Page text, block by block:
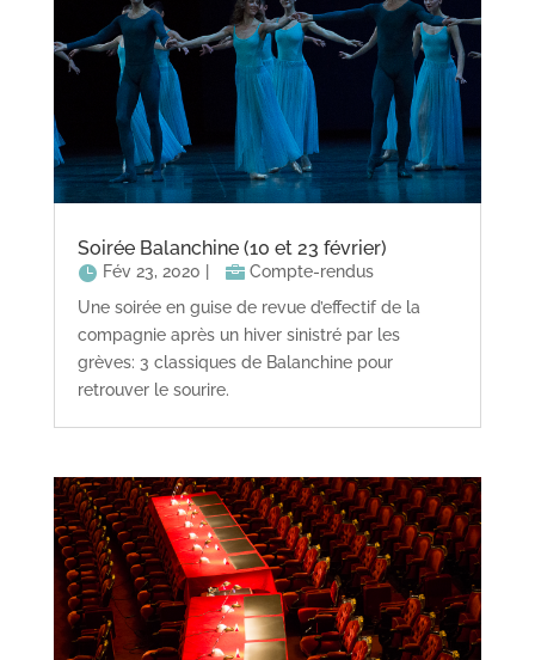
Soirée Balanchine (10 et 23 février)
Fév 23, 2020
Compte-rendus
Une soirée en guise de revue d’effectif de la
compagnie après un hiver sinistré par les
grèves: 3 classiques de Balanchine pour
retrouver le sourire.